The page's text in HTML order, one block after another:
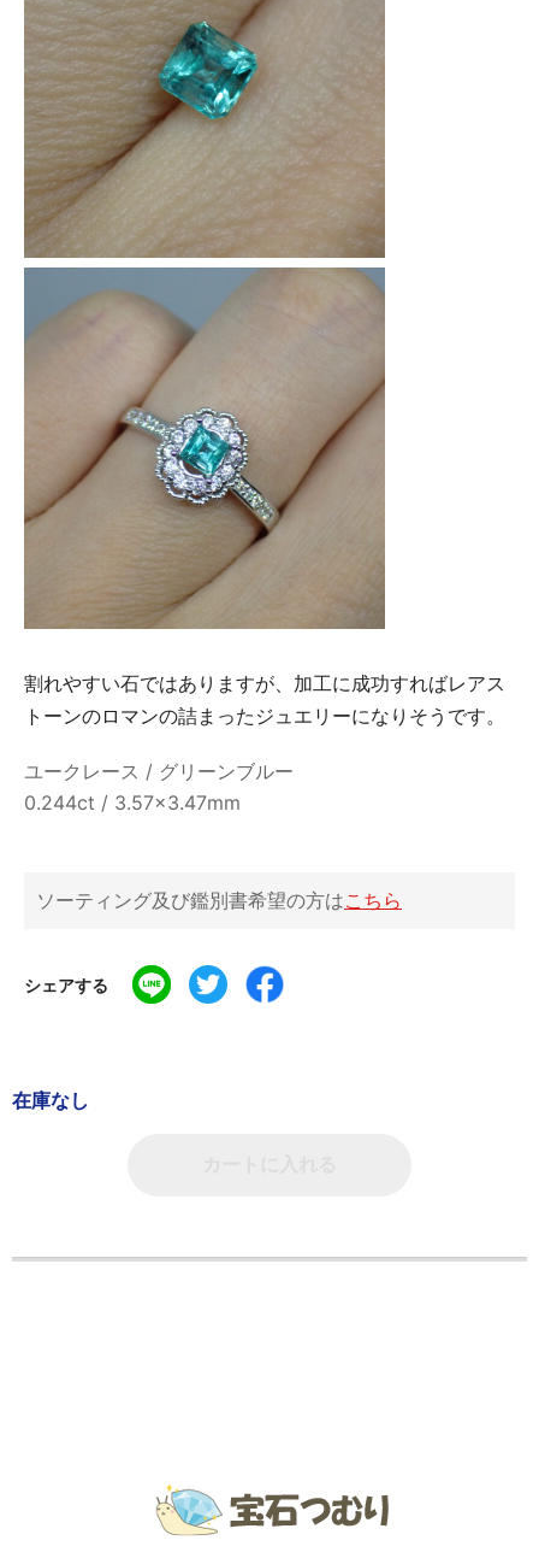
割れやすい石ではありますが、加工に成功すればレアス
トーンのロマンの詰まったジュエリーになりそうです。
ユークレース / グリーンブルー
0.244ct / 3.57×3.47mm
ソーティング及び鑑別書希望の方はこちら
シェアする
在庫なし